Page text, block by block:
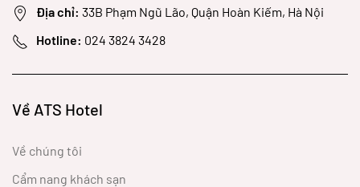
Địa chỉ: 33B Phạm Ngũ Lão, Quận Hoàn Kiếm, Hà Nội
Hotline: 024 3824 3428
Về ATS Hotel
Về chúng tôi
Cẩm nang khách sạn